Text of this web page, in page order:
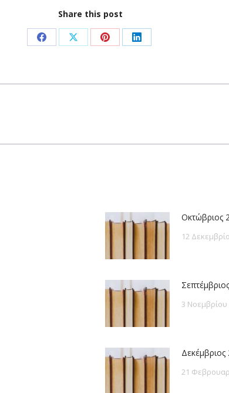
Share this post
Share
Facebook
Share
X
Share
Pinterest
Share
LinkedIn
Οκτώβριος
12
3 Νοεμβρίου
Δεκέμβριος
21